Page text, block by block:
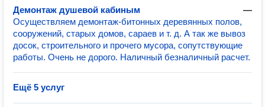
Демонтаж душевой кабиным
—
Осуществляем демонтаж-битонных деревянных полов,
сооружений, старых домов, сараев и т. д. А так же вывоз
досок, строительного и прочего мусора, сопутствующие
работы. Очень не дорого. Наличный безналичный расчет.
Ещё 5 услуг